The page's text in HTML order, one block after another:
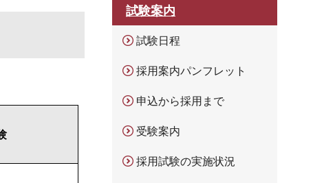
試験案内
試験日程
採用案内パンフレット
申込から採用まで
受験案内
採用試験の実施状況